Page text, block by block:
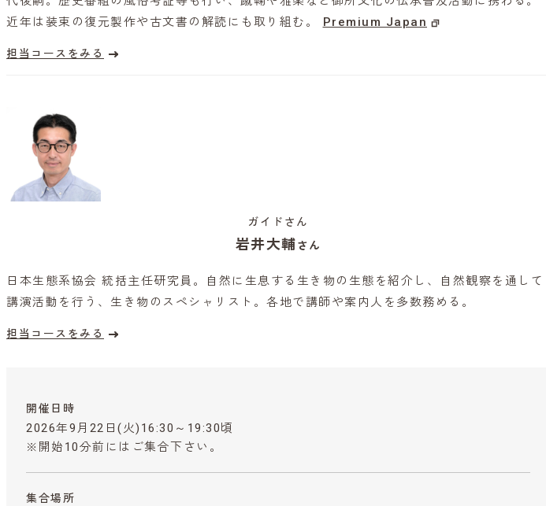
近年は装束の復元製作や古文書の解読にも取り組む。
Premium Japan
担当コースをみる
ガイドさん
岩井大輔さん
日本生態系協会 統括主任研究員。自然に生息する生き物の生態を紹介し、自然観察を通して
講演活動を行う、生き物のスペシャリスト。各地で講師や案内人を多数務める。
担当コースをみる
開催日時
2026年9月22日(火)16:30～19:30頃
※開始10分前にはご集合下さい。
集合場所